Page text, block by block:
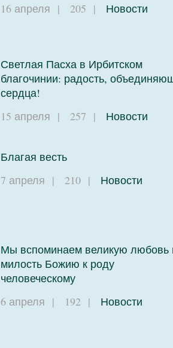
16 апреля | 205 | Новости
Светлая Пасха в Ирбитском
благочинии: радость,
сердца!
15 апреля | 257 | Новости
Благая весть
7 апреля | 210 | Новости
Мы вспоминаем великую любовь
милость Божию к роду
человеческому
6 апреля | 192 | Новости